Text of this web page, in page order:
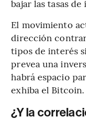
bajar las tasas de
El movimiento
dirección
tipos de interés
prevea una
habrá espacio
exhiba el Bitcoin.
¿Y la